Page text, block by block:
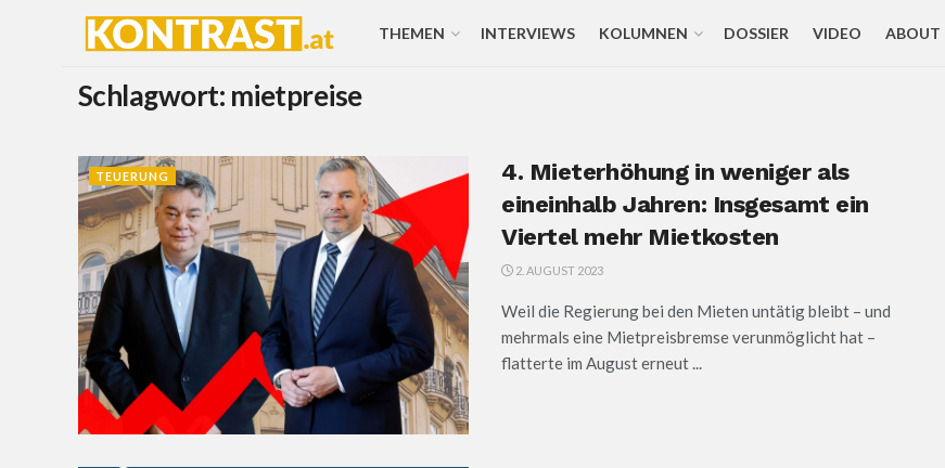
THEMEN INTERVIEWS KOLUMNEN DOSSIER VIDEO ABOUT
Schlagwort: mietpreise
TEUERUNG
4. Mieterhöhung in weniger als
eineinhalb Jahren: Insgesamt ein
Viertel mehr Mietkosten
2. AUGUST 2023
Weil die Regierung bei den Mieten untätig bleibt – und
mehrmals eine Mietpreisbremse verunmöglicht hat –
flatterte im August erneut ...